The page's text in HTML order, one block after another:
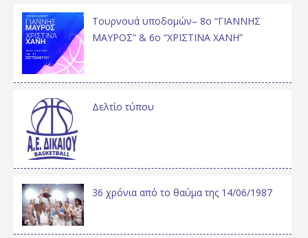
Τουρνουά υποδομών– 8ο “ΓΙΑΝΝΗΣ
ΜΑΥΡΟΣ” & 6ο “ΧΡΙΣΤΙΝΑ ΧΑΝΗ”
Δελτίο τύπου
36 χρόνια από το θαύμα της 14/06/1987